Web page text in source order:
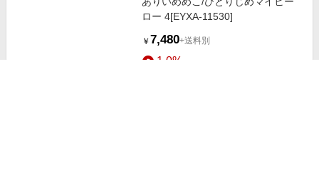
ロー 4[EYXA-11530]
￥ 7,480+送料別
1.0%